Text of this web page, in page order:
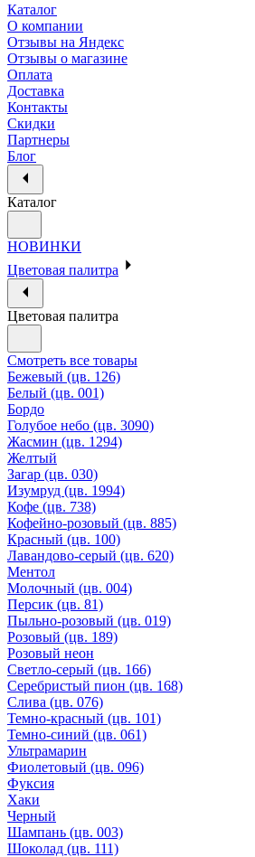
Каталог
О компании
Отзывы на Яндекс
Отзывы о магазине
Оплата
Доставка
Контакты
Скидки
Партнеры
Блог
Каталог
НОВИНКИ
Цветовая палитра
Цветовая палитра
Смотреть все товары
Бежевый (цв. 126)
Белый (цв. 001)
Бордо
Голубое небо (цв. 3090)
Жасмин (цв. 1294)
Желтый
Загар (цв. 030)
Изумруд (цв. 1994)
Кофе (цв. 738)
Кофейно-розовый (цв. 885)
Красный (цв. 100)
Лавандово-серый (цв. 620)
Ментол
Молочный (цв. 004)
Персик (цв. 81)
Пыльно-розовый (цв. 019)
Розовый (цв. 189)
Розовый неон
Светло-серый (цв. 166)
Серебристый пион (цв. 168)
Слива (цв. 076)
Темно-красный (цв. 101)
Темно-синий (цв. 061)
Ультрамарин
Фиолетовый (цв. 096)
Фуксия
Хаки
Черный
Шампань (цв. 003)
Шоколад (цв. 111)